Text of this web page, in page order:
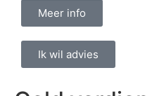
Meer info
Ik wil advies